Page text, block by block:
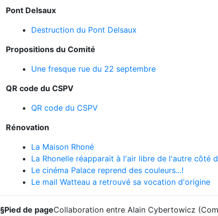
Pont Delsaux
Destruction du Pont Delsaux
Propositions du Comité
Une fresque rue du 22 septembre
QR code du CSPV
QR code du CSPV
Rénovation
La Maison Rhoné
La Rhonelle réapparait à l'air libre de l'autre côté
Le cinéma Palace reprend des couleurs...!
Le mail Watteau a retrouvé sa vocation d'origine
§Pied de pageCollaboration entre Alain Cybertowicz